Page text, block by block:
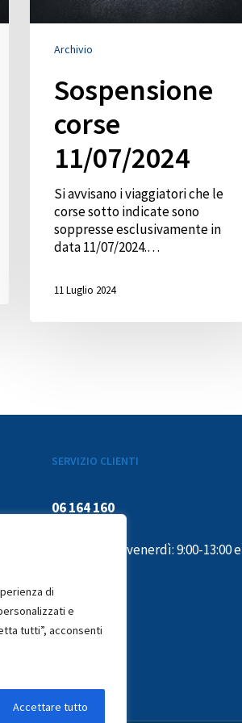
di
e
tutti”, acconsenti
Accettare tutto
Archivio
Sospensione
corse
11/07/2024
Si avvisano i viaggiatori che le
corse sotto indicate sono
soppresse esclusivamente in
data 11/07/2024.…
11 Luglio 2024
SERVIZIO CLIENTI
06 164 160
dal lunedì al venerdì: 9:00-13:00 e